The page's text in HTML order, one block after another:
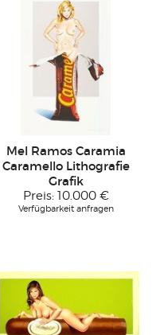
Mel Ramos Caramia
Caramello Lithografie
Grafik
Preis: 10.000 €
Verfügbarkeit anfragen